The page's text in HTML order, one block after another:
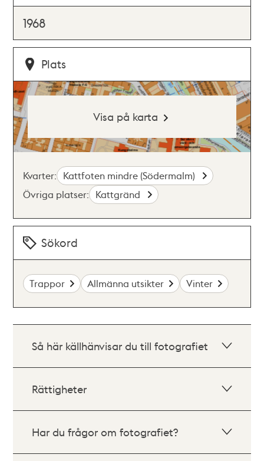
1968
Plats
Visa på karta
Kvarter: Kattfoten mindre (Södermalm)
Övriga platser: Kattgränd
Sökord
Trappor Allmänna utsikter Vinter
Så här källhänvisar du till fotografiet
Rättigheter
Har du frågor om fotografiet?